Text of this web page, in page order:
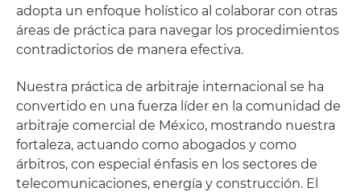
adopta un enfoque holístico al colaborar con otras
áreas de práctica para navegar los procedimientos
contradictorios de manera efectiva.
Nuestra práctica de arbitraje internacional se ha
convertido en una fuerza líder en la comunidad de
arbitraje comercial de México, mostrando nuestra
fortaleza, actuando como abogados y como
árbitros, con especial énfasis en los sectores de
telecomunicaciones, energía y construcción. El